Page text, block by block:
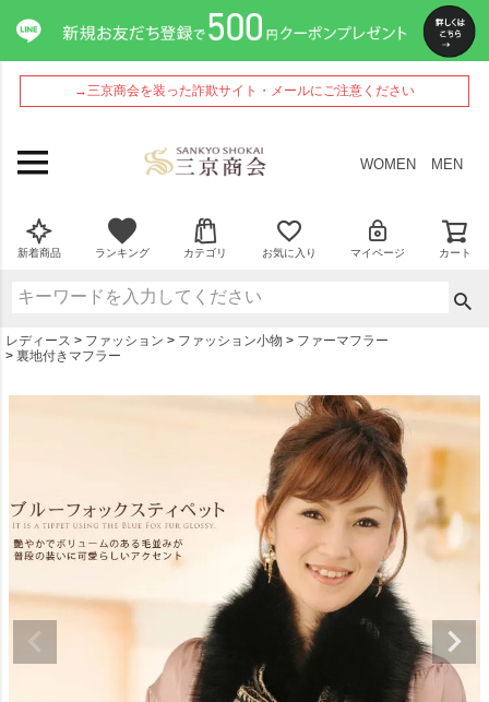
→三京商会を装った詐欺サイト・メールにご注意ください
WOMEN MEN
新着商品 ランキング カテゴリ お気に入り マイページ カート
レディース ファッション ファッション小物
ファーマフラー
裏地付きマフラー
ペー
ジト
ップ
へ